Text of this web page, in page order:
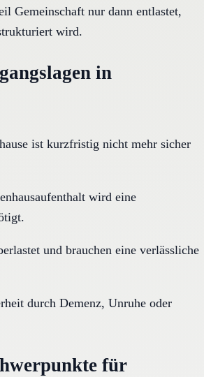
Gemeinschaft nur dann entlastet,
wird.
in
ist kurzfristig nicht mehr sicher
wird eine
und brauchen eine verlässliche
durch Demenz, Unruhe oder
für